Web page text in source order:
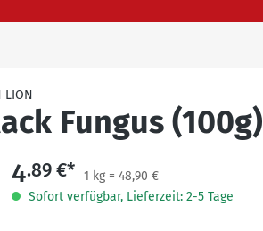
LION
Fungus (100g)
4.89 €* 1 kg = 48,90 €
Sofort verfügbar, Lieferzeit: 2-5 Tage